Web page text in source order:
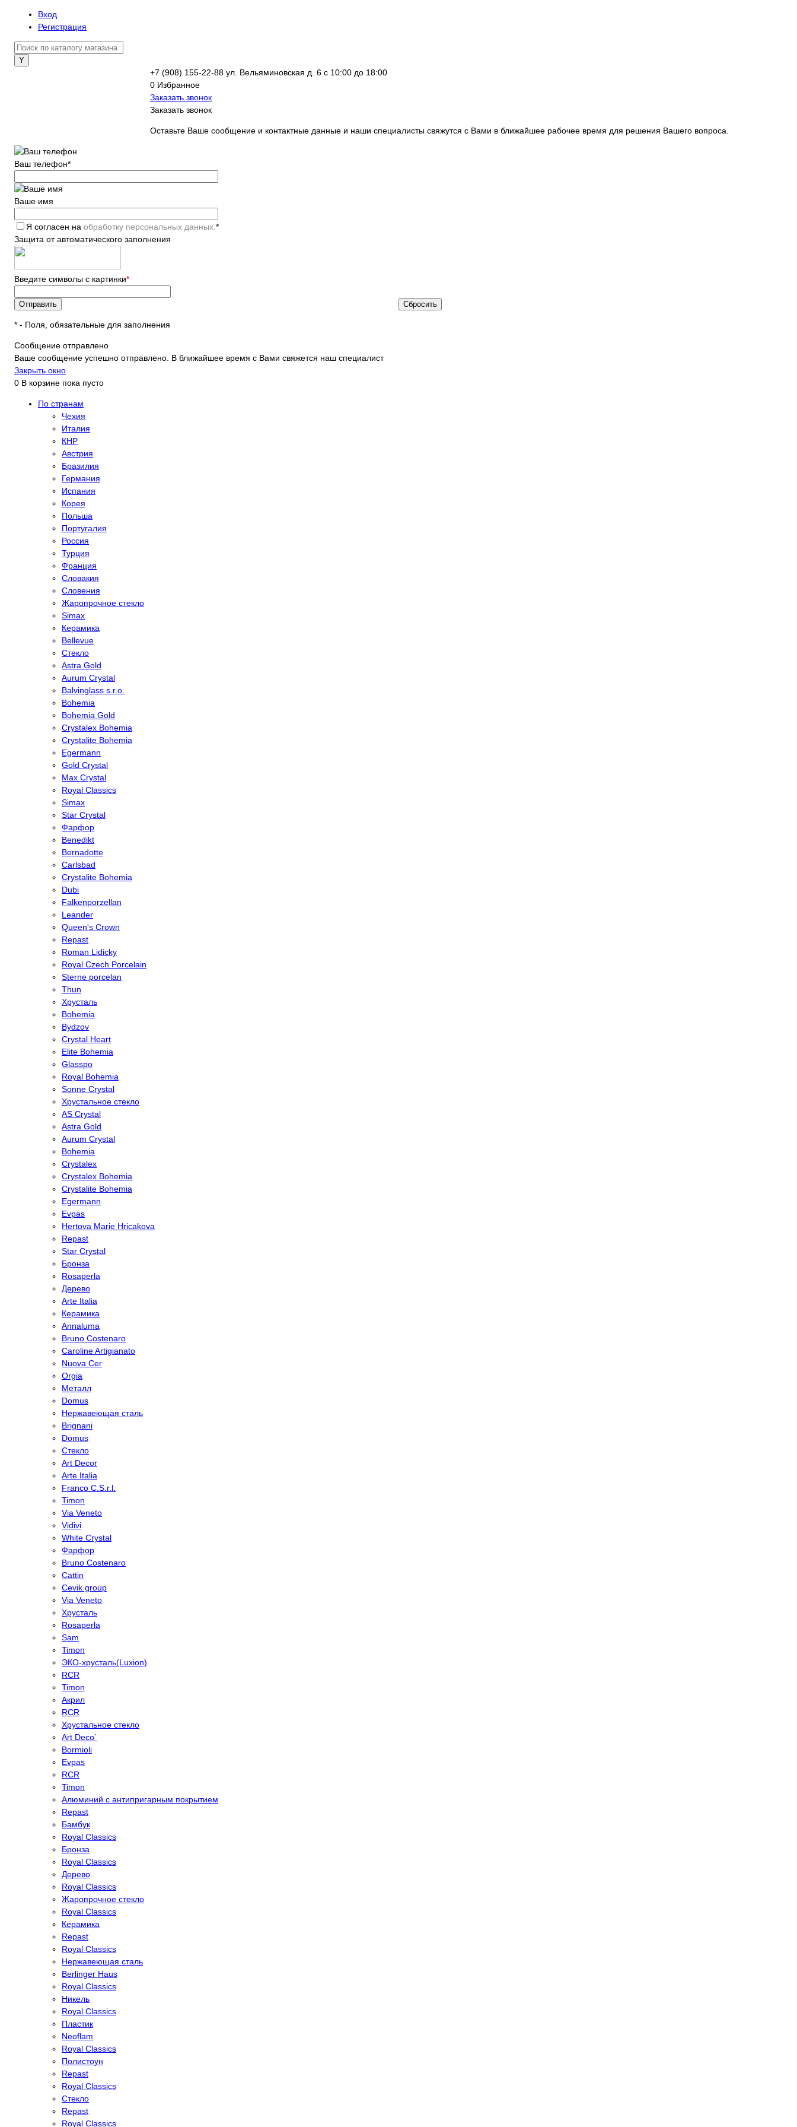
Вход
Регистрация
+7 (908) 155-22-88 ул. Вельяминовская д. 6 с 10:00 до 18:00
0 Избранное
Заказать звонок
Заказать звонок
Оставьте Ваше сообщение и контактные данные и наши специалисты свяжутся с Вами в ближайшее рабочее время для решения Вашего вопроса.
Ваш телефон*
Ваше имя
Я согласен на обработку персональных данных. *
Защита от автоматического заполнения
Введите символы с картинки*
* - Поля, обязательные для заполнения
Сообщение отправлено
Ваше сообщение успешно отправлено. В ближайшее время с Вами свяжется наш специалист
Закрыть окно
0 В корзине пока пусто
По странам
Чехия
Италия
КНР
Австрия
Бразилия
Германия
Испания
Корея
Польша
Португалия
Россия
Турция
Франция
Словакия
Словения
Жаропрочное стекло
Simax
Керамика
Bellevue
Стекло
Astra Gold
Aurum Crystal
Balvinglass s.r.o.
Bohemia
Bohemia Gold
Crystalex Bohemia
Crystalite Bohemia
Egermann
Gold Crystal
Max Crystal
Royal Classics
Simax
Star Crystal
Фарфор
Benedikt
Bernadotte
Carlsbad
Crystalite Bohemia
Dubi
Falkenporzellan
Leander
Queen's Crown
Repast
Roman Lidicky
Royal Czech Porcelain
Sterne porcelan
Thun
Хрусталь
Bohemia
Bydzov
Crystal Heart
Elite Bohemia
Glasspo
Royal Bohemia
Sonne Crystal
Хрустальное стекло
AS Crystal
Astra Gold
Aurum Crystal
Bohemia
Crystalex
Crystalex Bohemia
Crystalite Bohemia
Egermann
Evpas
Hertova Marie Hricakova
Repast
Star Crystal
Бронза
Rosaperla
Дерево
Arte Italia
Керамика
Annaluma
Bruno Costenaro
Caroline Artigianato
Nuova Cer
Orgia
Металл
Domus
Нержавеющая сталь
Brignani
Domus
Стекло
Art Decor
Arte Italia
Franco C.S.r.l.
Timon
Via Veneto
Vidivi
White Crystal
Фарфор
Bruno Costenaro
Cattin
Cevik group
Via Veneto
Хрусталь
Rosaperla
Sam
Timon
ЭКО-хрусталь(Luxion)
RCR
Timon
Акрил
RCR
Хрустальное стекло
Art Deco`
Bormioli
Evpas
RCR
Timon
Алюминий с антипригарным покрытием
Repast
Бамбук
Royal Classics
Бронза
Royal Classics
Дерево
Royal Classics
Жаропрочное стекло
Royal Classics
Керамика
Repast
Royal Classics
Нержавеющая сталь
Berlinger Haus
Royal Classics
Никель
Royal Classics
Пластик
Neoflam
Royal Classics
Полистоун
Repast
Royal Classics
Стекло
Repast
Royal Classics